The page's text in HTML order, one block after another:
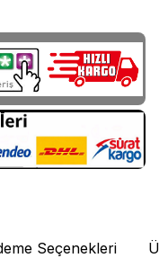
Seçenekleri